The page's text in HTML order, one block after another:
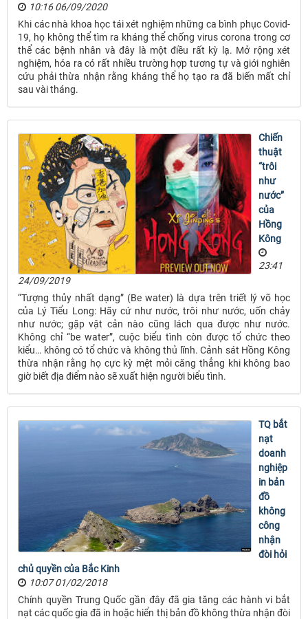
10:16 06/09/2020
Khi các nhà khoa học tái xét nghiệm những ca bình phục Covid-
19, họ không thể tìm ra kháng thể chống virus corona trong cơ
thể các bệnh nhân và đây là một điều rất kỳ lạ. Mở rộng xét
nghiệm, hóa ra có rất nhiều trường hợp tương tự và giới nghiên
cứu phải thừa nhận rằng kháng thể họ tạo ra đã biến mất chỉ
sau vài tháng.
Chiến
thuật
“trôi
như
nước”
của
Hồng
Kông
23:41
24/09/2019
“Tượng thủy nhất dạng” (Be water) là dựa trên triết lý võ học
của Lý Tiểu Long: Hãy cứ như nước, trôi như nước, uốn chảy
như nước; gặp vật cản nào cũng lách qua được như nước.
Không chỉ “be water”, cuộc biểu tình còn được tổ chức theo
kiểu… không có tổ chức và không thủ lĩnh. Cảnh sát Hồng Kông
thừa nhận rằng họ cực kỳ mệt mỏi căng thẳng khi không bao
giờ biết địa điểm nào sẽ xuất hiện người biểu tình.
TQ bắt
nạt
doanh
nghiệp
in bản
đồ
không
công
nhận
đòi hỏi
chủ quyền của Bắc Kinh
10:07 01/02/2018
Chính quyền Trung Quốc gần đây đã gia tăng các hành vi bắt
nạt các quốc gia đã in hoặc hiển thị bản đồ không thừa nhận đòi